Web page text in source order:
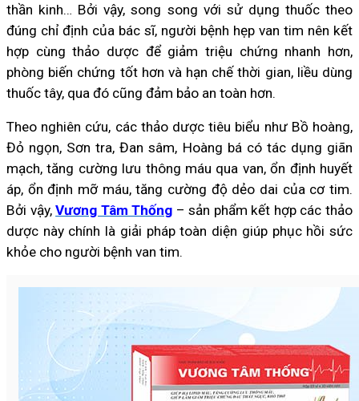
thần kinh… Bởi vậy, song song với sử dụng thuốc theo
đúng chỉ định của bác sĩ, người bệnh hẹp van tim nên kết
hợp cùng thảo dược để giảm triệu chứng nhanh hơn,
phòng biến chứng tốt hơn và hạn chế thời gian, liều dùng
thuốc tây, qua đó cũng đảm bảo an toàn hơn.
Theo nghiên cứu, các thảo dược tiêu biểu như Bồ hoàng,
Đỏ ngọn, Sơn tra, Đan sâm, Hoàng bá có tác dụng giãn
mạch, tăng cường lưu thông máu qua van, ổn định huyết
áp, ổn định mỡ máu, tăng cường độ dẻo dai của cơ tim.
Bởi vậy,Vương Tâm Thống – sản phẩm kết hợp các thảo
dược này chính là giải pháp toàn diện giúp phục hồi sức
khỏe cho người bệnh van tim.